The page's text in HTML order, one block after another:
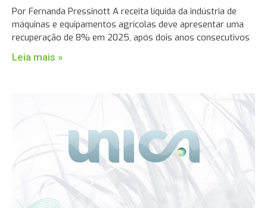
Por Fernanda Pressinott A receita líquida da indústria de
máquinas e equipamentos agrícolas deve apresentar uma
recuperação de 8% em 2025, após dois anos consecutivos
Leia mais »